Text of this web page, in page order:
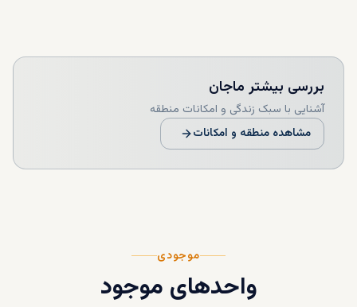
بررسی بیشتر ماجان
آشنایی با سبک زندگی و امکانات منطقه
مشاهده منطقه و امکانات
موجودی
واحدهای موجود